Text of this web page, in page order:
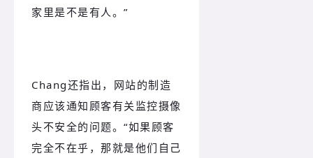
家里是不是有人。”
Chang还指出，网站的制造
商应该通知顾客有关监控摄像
头不安全的问题。“如果顾客
完全不在乎，那就是他们自己